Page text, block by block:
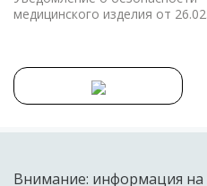
медицинского изделия от
Внимание: информация на